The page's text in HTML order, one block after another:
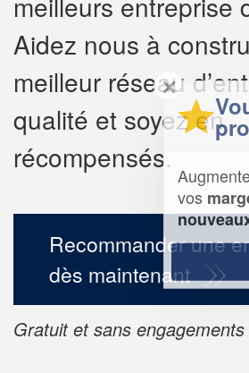
Aidez nous à
meilleur réseau
qualité et soyez en
récompensés.
Recommander une
dès maintenant
Gratuit et sans engagements
✕
Vous
Augmentez votre
margestout
nouveaux clients
En